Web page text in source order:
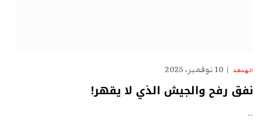
الهدهد 10 نوفمبر، 2025
نفق رفح والجيش الذي لا يقهر!
…